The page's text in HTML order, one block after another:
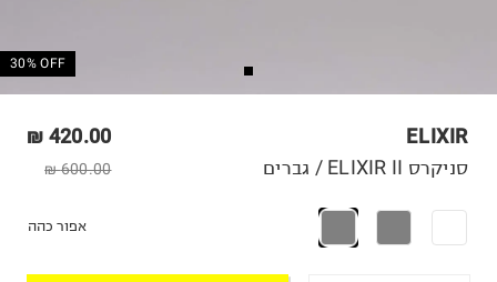
30% OFF
ELIXIR
420.00 ₪
600.00 ₪ סניקרס ELIXIR II / גברים
אפור כהה